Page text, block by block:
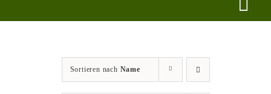
Sortieren nach Name